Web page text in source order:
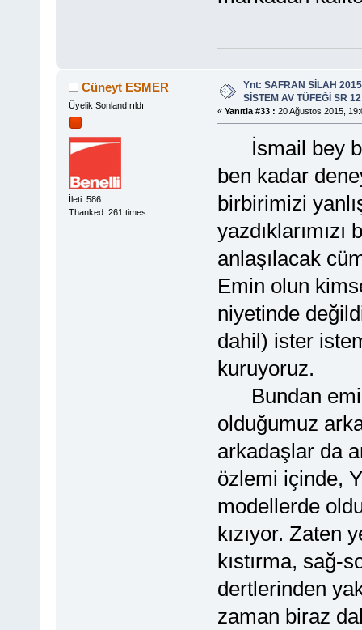
Cüneyt ESMER
Üyelik Sonlandırıldı
İleti: 586
Thanked: 261 times
Ynt: SAFRAN SİLAH
SİSTEM AV TÜFEĞİ SR 12
« Yanıtla #33 : 20 Ağustos 2015,
İsmail bey
ben kadar
birbirimizi
anlaşılacak
Emin olun
niyetinde
dahil) ister
kuruyoruz.
Bundan
olduğumuz
arkadaşlar da
özlemi içinde,
modellerde
kızıyor. Zaten
kıstırma, sağ-
dertlerinden
zaman biraz